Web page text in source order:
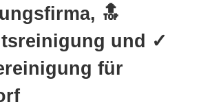
🔝
und ✓
für